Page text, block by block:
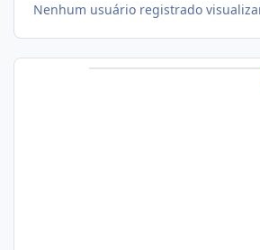
Nenhum usuário registrado